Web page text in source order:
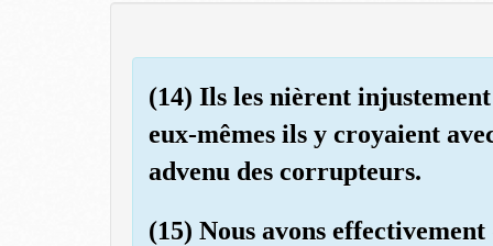
(14) Ils les nièrent
eux-mêmes ils y croyaient
advenu des corrupteurs.
(15) Nous avons